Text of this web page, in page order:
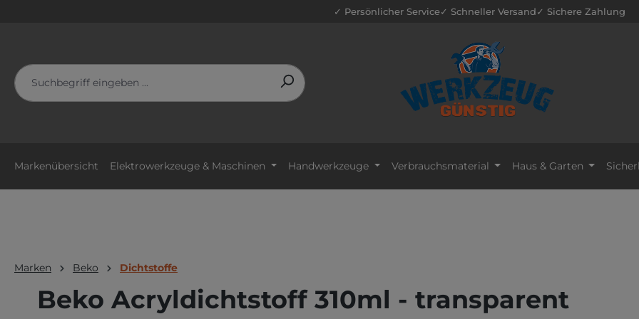
✓ Persönlicher Service✓ Schneller Versand✓ Sichere Zahlung
Markenübersicht Elektrowerkzeuge & Maschinen Handwerkzeuge Verbrauchsmaterial Haus & Garten
Marken Beko Dichtstoffe
Beko Acryldichtstoff 310ml - transparent